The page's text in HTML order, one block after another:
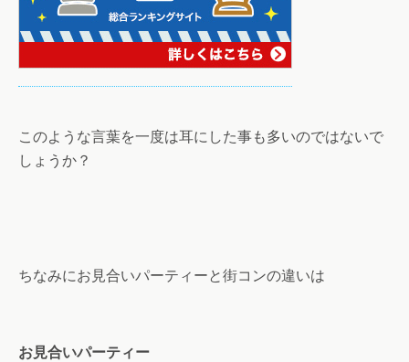
このような言葉を一度は耳にした事も多いのではないで
しょうか？
ちなみにお見合いパーティーと街コンの違いは
お見合いパーティー